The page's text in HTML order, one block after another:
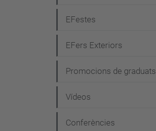
EFestes
EFers Exteriors
Promocions de graduats
Vídeos
Conferències